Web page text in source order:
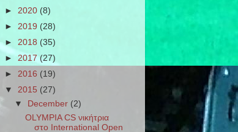
► 2020 (8)
► 2019 (28)
► 2018 (35)
► 2017(27)
► 2016 (19)
▼ 2015 (27)
▼
December (2)
OLYMPIA CS νικήτρια
στο International Open